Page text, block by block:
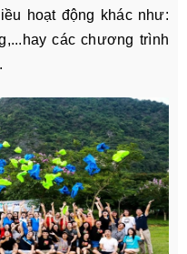
hoạt động khác như:
các chương trình